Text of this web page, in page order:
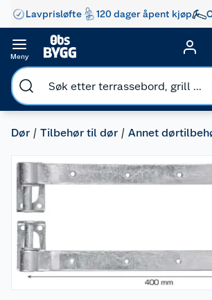
Lavprisløfte 120 dager åpent kjøp
Meny
Dør Tilbehør til dør Annet